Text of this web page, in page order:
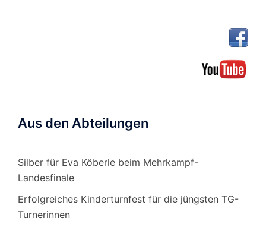
Aus den Abteilungen
Silber für Eva Köberle beim Mehrkampf-
Landesfinale
Erfolgreiches Kinderturnfest für die jüngsten TG-
Turnerinnen